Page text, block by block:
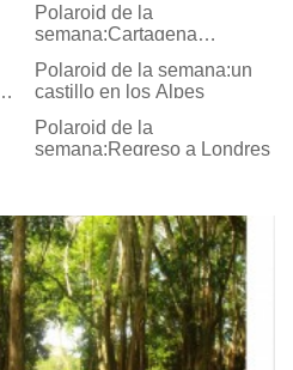
Polaroid de la
semana:Cartagena
Polaroid de la semana:un
castillo en los Alpes
Polaroid de la
semana:Regreso a Londres